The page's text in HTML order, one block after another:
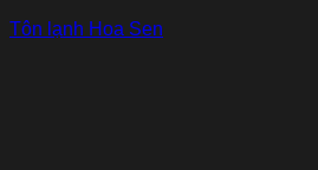
Tôn lạnh Hoa Sen